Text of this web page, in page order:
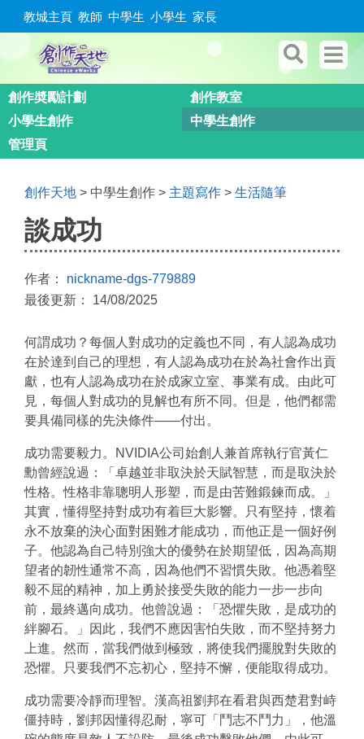
教城主頁 教師 中學生 小學生 家長
創作奬勵計劃
創作教室
小學生創作
中學生創作
管理頁
創作天地 > 中學生創作 > 主題寫作 > 生活隨筆
談成功
作者： nickname-dgs-779889
最後更新： 14/08/2025
何謂成功？每個人對成功的定義也不同，有人認為成功
在於達到自己的理想，有人認為成功在於為社會作出貢
獻，也有人認為成功在於成家立室、事業有成。由此可
見，每個人對成功的見解也有所不同。但是，他們都需
要具備同樣的先決條件——付出。
成功需要毅力。NVIDIA公司始創人兼首席執行官黃仁
勳曾經說過：「卓越並非取決於天賦智慧，而是取決於
性格。性格非靠聰明人形塑，而是由苦難鍛鍊而成。」
其實，懂得堅持對成功有着巨大影響。只有堅持，懷着
永不放棄的決心面對困難才能成功，而他正是一個好例
子。他認為自己特別強大的優勢在於期望低，因為高期
望者的韌性通常不高，因為他們不習慣失敗。他憑着堅
毅不屈的精神，加上勇於接受失敗的能力一步一步向
前，最終邁向成功。他曾說過：「恐懼失敗，是成功的
絆腳石。」因此，我們不應因害怕失敗，而不堅持努力
上進。然而，當我們做到極致，將使我們擺脫對失敗的
恐懼。只要我們不忘初心，堅持不懈，便能取得成功。
成功需要冷靜而理智。漢高祖劉邦在看君與西楚君對峙
僵持時，劉邦因懂得忍耐，寧可「鬥志不鬥力」，他溫